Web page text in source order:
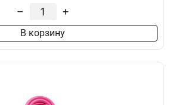
– +
В корзину